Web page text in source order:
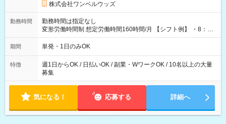
株式会社ワンベルウッズ
勤務時間
勤務時間は指定なし
変形労働時間制 想定労働時間160時間/月 【シフト例】 ・8：00
～21：00
期間 単発・1日のみOK
特徴
週1日からOK / 日払いOK / 副業・WワークOK / 10名以上の大量
募集
気になる！ 応募する 詳細へ